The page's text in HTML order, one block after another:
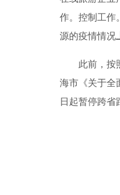
作。控制工作
源的疫情情况
此前，按
海市《关于全
日起暂停跨省